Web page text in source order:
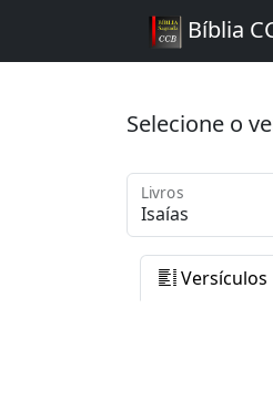
Bíblia
Selecione o
Livros
Versículos